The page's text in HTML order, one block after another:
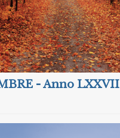
- Anno LXXVII